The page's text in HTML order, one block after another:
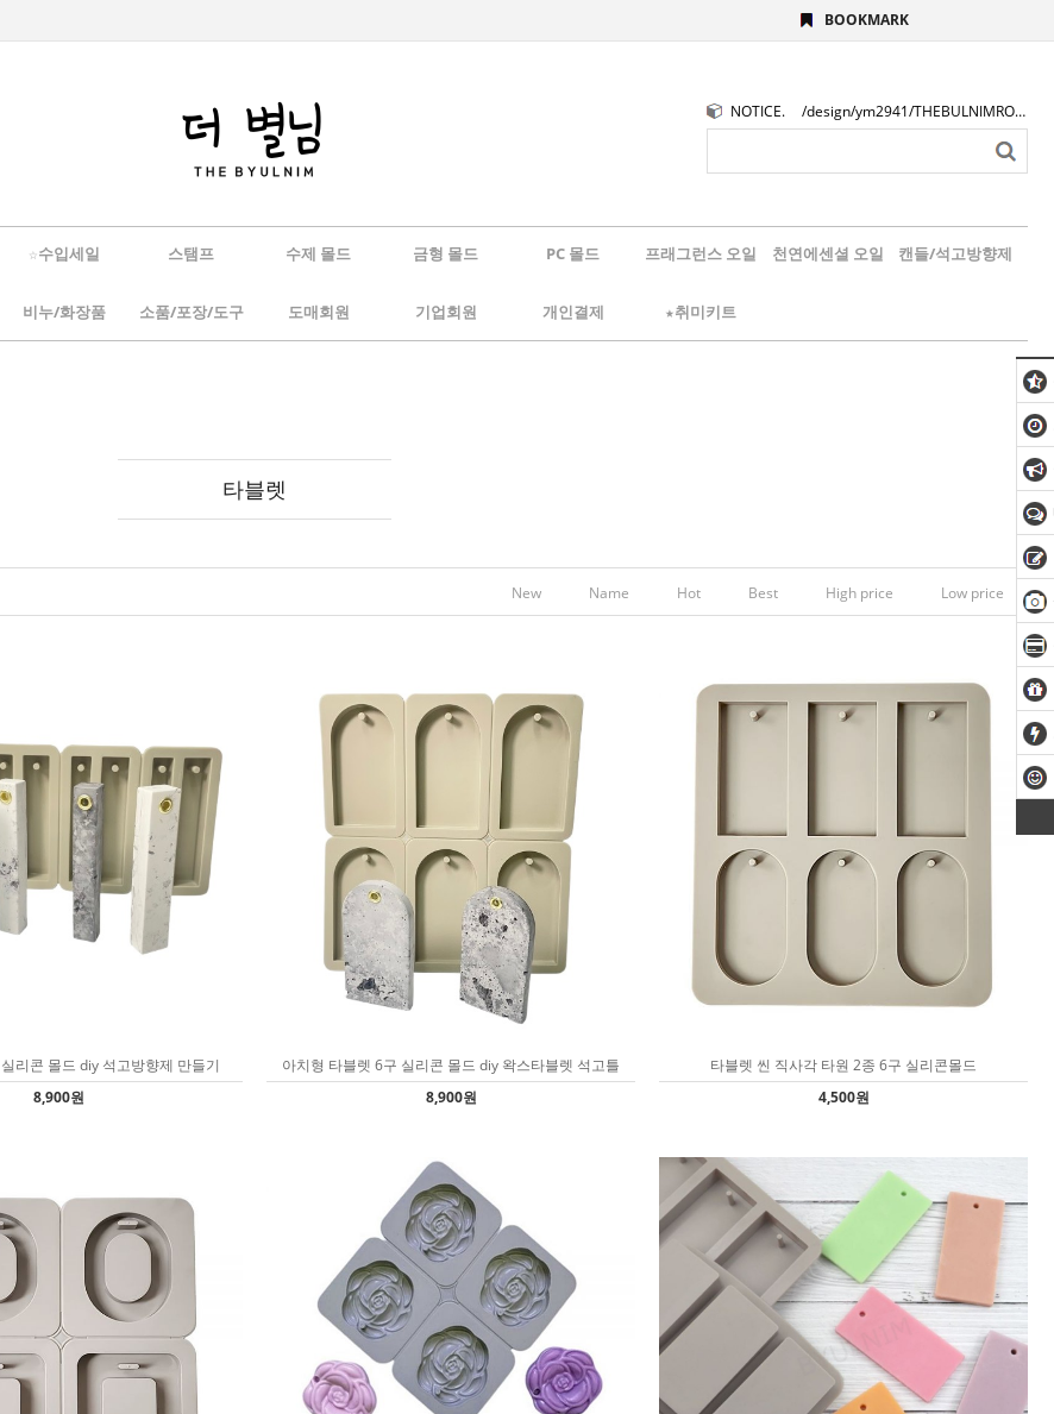
BOOKMARK
NOTICE. /design/ym2941/THEBULNIMROGO.png
☆수입세일 스탬프 수제 몰드 금형 몰드 PC 몰드 프래그런스 오일 천연에센셜 오일 캔들/석고방향제
비누/화장품 소품/포장/도구 도매회원 기업회원 개인결제 ★취미키트
타블렛
New Name Hot Best High price Low price
리콘 몰드 diy 석고방향제 만들기
8,900원
아치형 타블렛 6구 실리콘 몰드 diy 왁스타블렛 석고틀
8,900원
타블렛 씬 직사각 타원 2종 6구 실리콘몰드
4,500원